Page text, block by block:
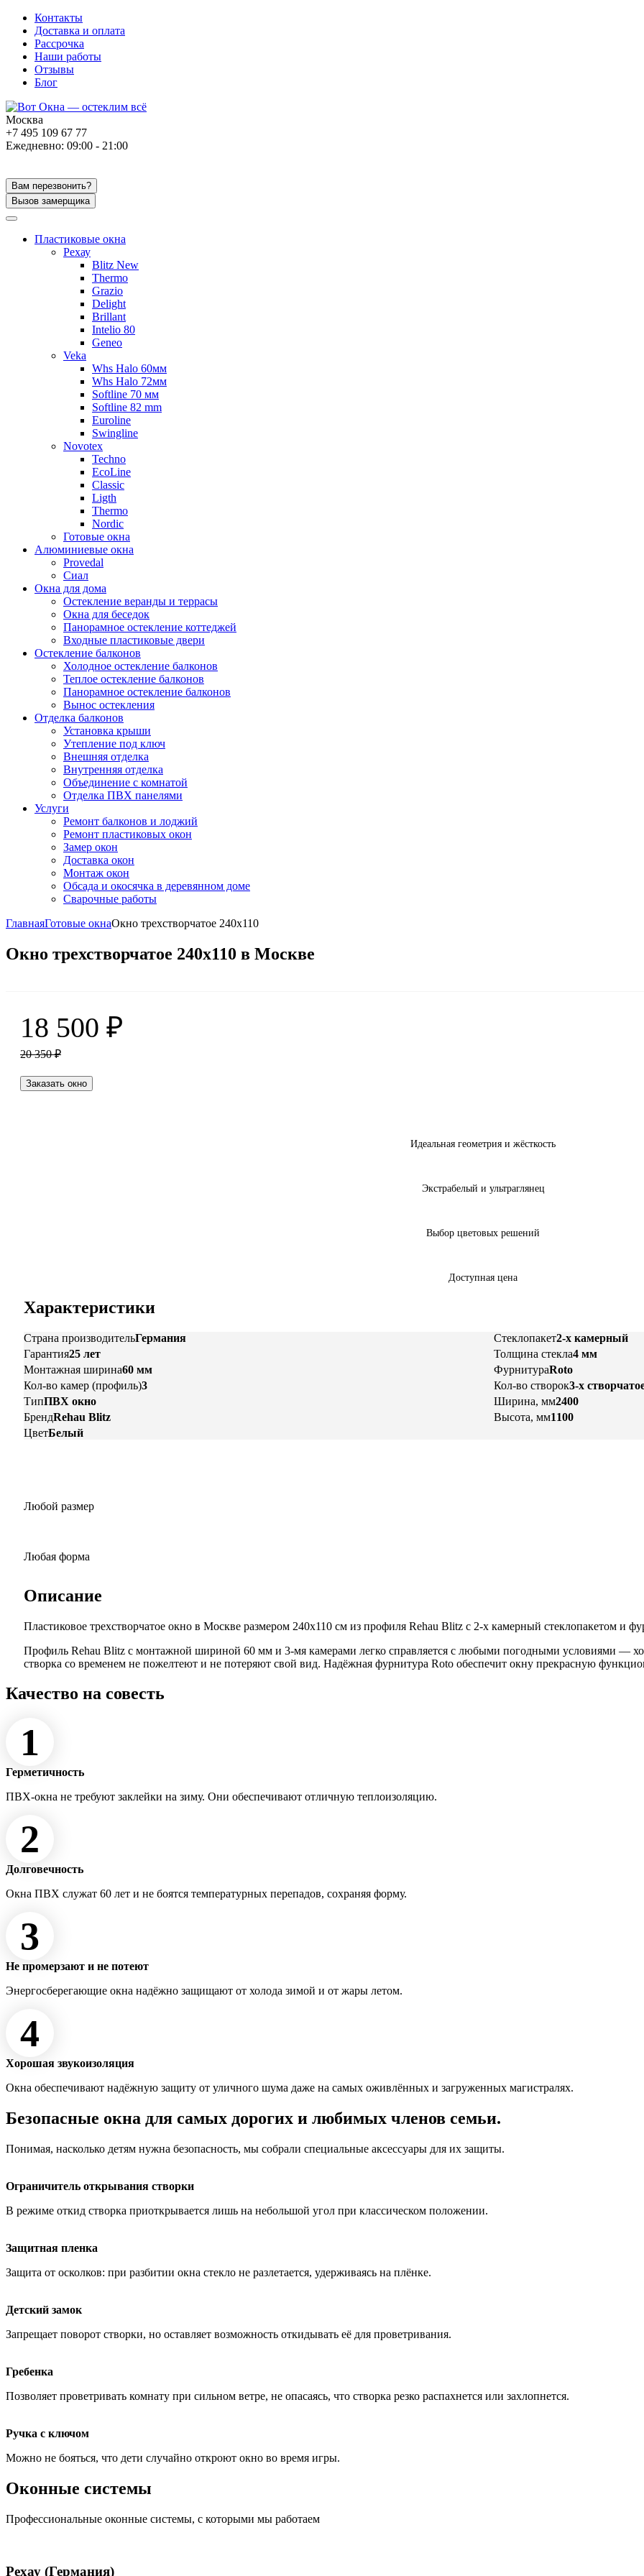
Контакты
Доставка и оплата
Рассрочка
Наши работы
Отзывы
Блог
Москва
+7 495 109 67 77
Ежедневно: 09:00 - 21:00
Вам перезвонить?
Вызов замерщика
Пластиковые окна
Рехау
Blitz New
Thermo
Grazio
Delight
Brillant
Intelio 80
Geneo
Veka
Whs Halo 60мм
Whs Halo 72мм
Softline 70 мм
Softline 82 mm
Euroline
Swingline
Novotex
Techno
EcoLine
Classic
Ligth
Thermo
Nordic
Готовые окна
Алюминиевые окна
Provedal
Сиал
Окна для дома
Остекление веранды и террасы
Окна для беседок
Панорамное остекление коттеджей
Входные пластиковые двери
Остекление балконов
Холодное остекление балконов
Теплое остекление балконов
Панорамное остекление балконов
Вынос остекления
Отделка балконов
Установка крыши
Утепление под ключ
Внешняя отделка
Внутренняя отделка
Объединение с комнатой
Отделка ПВХ панелями
Услуги
Ремонт балконов и лоджий
Ремонт пластиковых окон
Замер окон
Доставка окон
Монтаж окон
Обсада и окосячка в деревянном доме
Сварочные работы
ГлавнаяГотовые окнаОкно трехстворчатое 240x110
Окно трехстворчатое 240x110 в Москве
18 500 ₽
20 350₽
Заказать окно
Идеальная геометрия и жёсткость
Экстрабелый и ультраглянец
Выбор цветовых решений
Доступная цена
Характеристики
Страна производительГермания
Гарантия25 лет
Монтажная ширина60 мм
Кол-во камер (профиль)3
ТипПВХ окно
БрендRehau Blitz
ЦветБелый
Стеклопакет2-х камерный
Толщина стекла4 мм
ФурнитураRoto
Кол-во створок3-х
Ширина, мм2400
Высота, мм1100
Любой размер
Любая форма
Описание
Пластиковое трехстворчатое окно в Москве размером 240x110 см из профиля Rehau Blitz с 2-х камерный стеклопакетом и
Профиль Rehau Blitz с монтажной шириной 60 мм и 3-мя камерами легко справляется с любыми погодными условиями —
створка со временем не пожелтеют и не потеряют свой вид. Надёжная фурнитура Roto обеспечит окну прекрасную
Качество на совесть
1
Герметичность
ПВХ-окна не требуют заклейки на зиму. Они обеспечивают отличную теплоизоляцию.
2
Долговечность
Окна ПВХ служат 60 лет и не боятся температурных перепадов, сохраняя форму.
3
Не промерзают и не потеют
Энергосберегающие окна надёжно защищают от холода зимой и от жары летом.
4
Хорошая звукоизоляция
Окна обеспечивают надёжную защиту от уличного шума даже на самых оживлённых и загруженных магистралях.
Безопасные окна для самых дорогих и любимых членов семьи.
Понимая, насколько детям нужна безопасность, мы собрали специальные аксессуары для их защиты.
Ограничитель открывания створки
В режиме откид створка приоткрывается лишь на небольшой угол при классическом положении.
Защитная пленка
Защита от осколков: при разбитии окна стекло не разлетается, удерживаясь на плёнке.
Детский замок
Запрещает поворот створки, но оставляет возможность откидывать её для проветривания.
Гребенка
Позволяет проветривать комнату при сильном ветре, не опасаясь, что створка резко распахнется или захлопнется.
Ручка с ключом
Можно не бояться, что дети случайно откроют окно во время игры.
Оконные системы
Профессиональные оконные системы, с которыми мы работаем
Рехау (Германия)